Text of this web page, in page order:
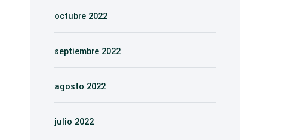
octubre 2022
septiembre 2022
agosto 2022
julio 2022